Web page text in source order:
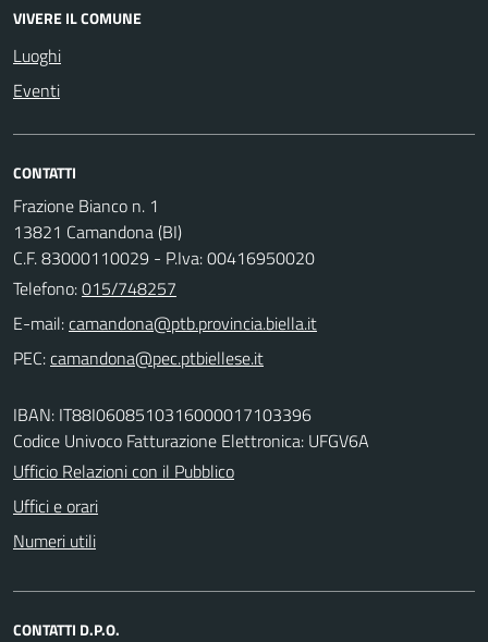
VIVERE IL COMUNE
Luoghi
Eventi
CONTATTI
Frazione Bianco n. 1
13821 Camandona (BI)
C.F. 83000110029 - P.Iva: 00416950020
Telefono:015/748257
E-mail:
PEC:
IBAN: IT88I0608510316000017103396
Codice Univoco Fatturazione Elettronica: UFGV6A
Ufficio Relazioni con il Pubblico
Uffici e orari
Numeri utili
CONTATTI D.P.O.